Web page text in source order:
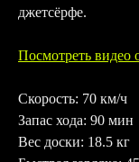
джетсёрфе.
Посмотреть видео
Скорость: 70 км/ч
Запас хода: 90 мин
Вес доски: 18.5 кг